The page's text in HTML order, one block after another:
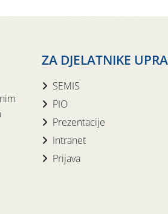
ZA DJELATNIKE
SEMIS
PIO
Prezentacije
Intranet
Prijava